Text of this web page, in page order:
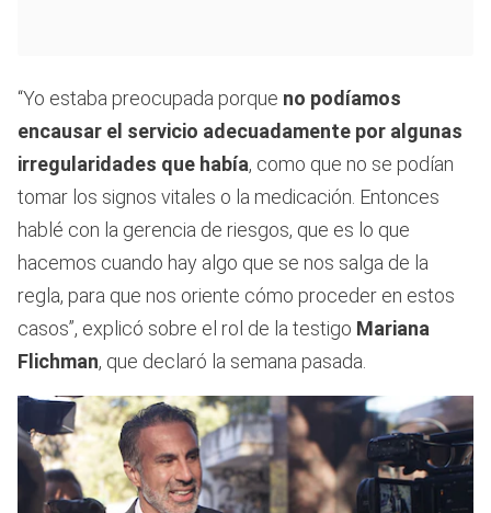
“Yo estaba preocupada porque no podíamos
encausar el servicio adecuadamente por algunas
irregularidades que había, como que no se podían
tomar los signos vitales o la medicación. Entonces
hablé con la gerencia de riesgos, que es lo que
hacemos cuando hay algo que se nos salga de la
regla, para que nos oriente cómo proceder en estos
casos”, explicó sobre el rol de la testigo Mariana
Flichman, que declaró la semana pasada.